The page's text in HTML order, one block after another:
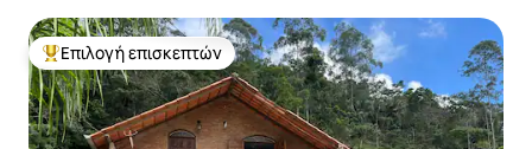
Κορυφαία επιλογή επισκεπτών
Επιλογή επισκεπτών